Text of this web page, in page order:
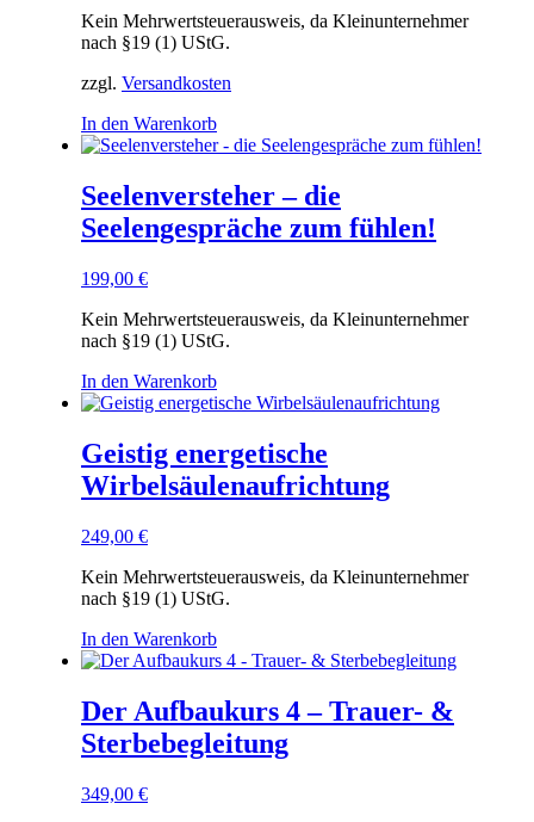
Kein Mehrwertsteuerausweis, da Kleinunternehmer
nach §19 (1) UStG.
zzgl. Versandkosten
In den Warenkorb
Seelenversteher – die
Seelengespräche zum fühlen!
199,00 €
Kein Mehrwertsteuerausweis, da Kleinunternehmer
nach §19 (1) UStG.
In den Warenkorb
Geistig energetische
Wirbelsäulenaufrichtung
249,00 €
Kein Mehrwertsteuerausweis, da Kleinunternehmer
nach §19 (1) UStG.
In den Warenkorb
Der Aufbaukurs 4 – Trauer- &
Sterbebegleitung
349,00 €